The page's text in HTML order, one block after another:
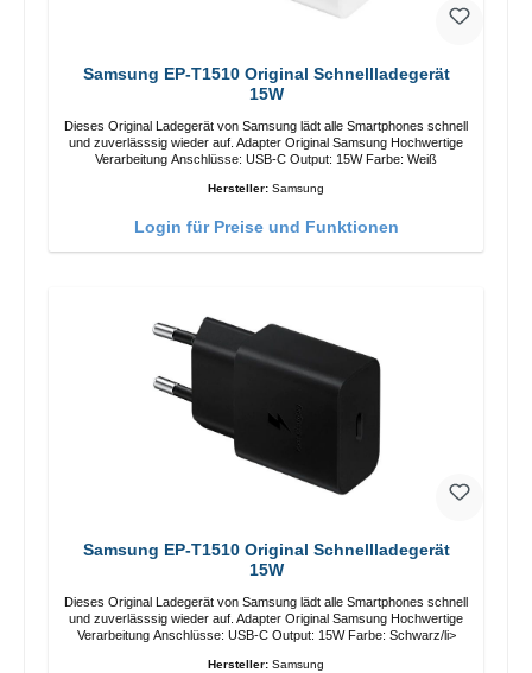
Samsung EP-T1510 Original Schnellladegerät
15W
Dieses Original Ladegerät von Samsung lädt alle Smartphones schnell
und zuverlässsig wieder auf. Adapter Original Samsung Hochwertige
Verarbeitung Anschlüsse: USB-C Output: 15W Farbe: Weiß
Hersteller: Samsung
Login für Preise und Funktionen
Samsung EP-T1510 Original Schnellladegerät
15W
Dieses Original Ladegerät von Samsung lädt alle Smartphones schnell
und zuverlässsig wieder auf. Adapter Original Samsung Hochwertige
Verarbeitung Anschlüsse: USB-C Output: 15W Farbe: Schwarz/li>
Hersteller: Samsung